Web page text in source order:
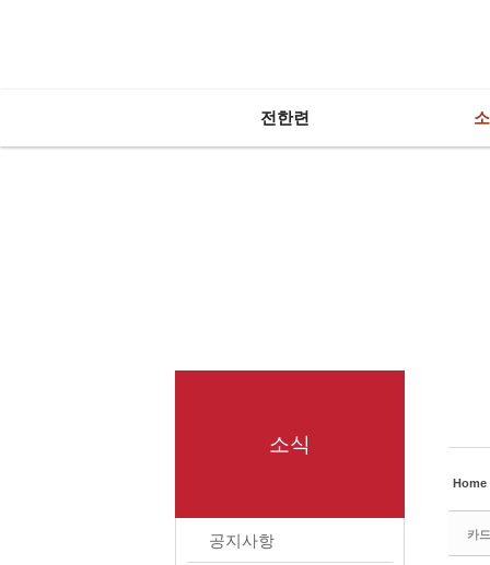
전한련
소식
공지사항
Home
카